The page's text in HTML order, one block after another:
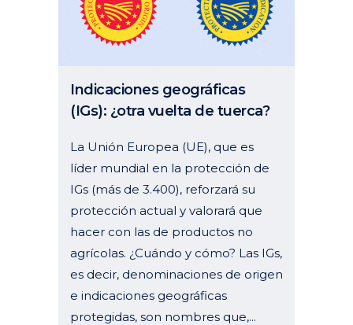
Indicaciones geográficas
(IGs): ¿otra vuelta de tuerca?
La Unión Europea (UE), que es
líder mundial en la protección de
IGs (más de 3.400), reforzará su
protección actual y valorará que
hacer con las de productos no
agrícolas. ¿Cuándo y cómo? Las IGs,
es decir, denominaciones de origen
e indicaciones geográficas
protegidas, son nombres que,...